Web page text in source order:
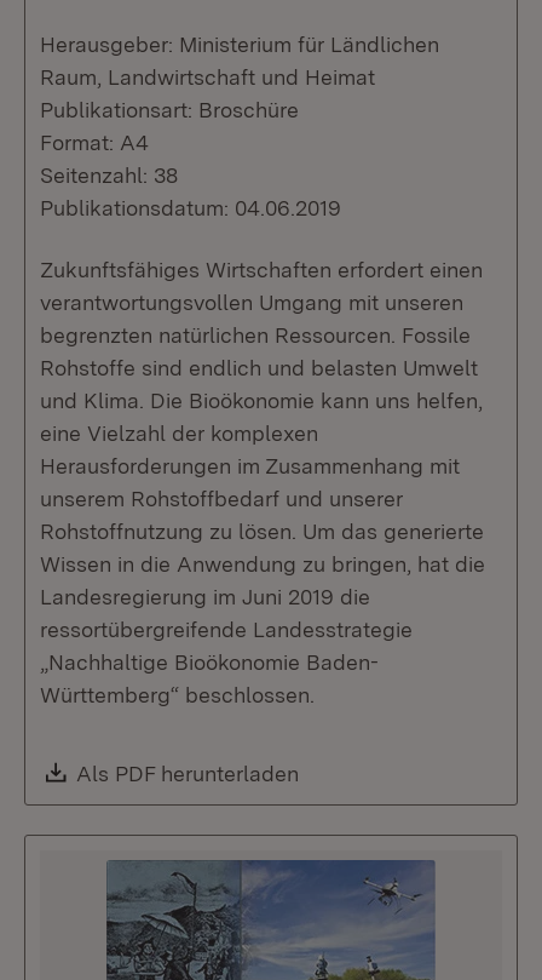
Herausgeber: Ministerium für Ländlichen
Raum, Landwirtschaft und Heimat
Publikationsart: Broschüre
Format: A4
Seitenzahl: 38
Publikationsdatum: 04.06.2019
Zukunftsfähiges Wirtschaften erfordert einen
verantwortungsvollen Umgang mit unseren
begrenzten natürlichen Ressourcen. Fossile
Rohstoffe sind endlich und belasten Umwelt
und Klima. Die Bioökonomie kann uns helfen,
eine Vielzahl der komplexen
Herausforderungen im Zusammenhang mit
unserem Rohstoffbedarf und unserer
Rohstoffnutzung zu lösen. Um das generierte
Wissen in die Anwendung zu bringen, hat die
Landesregierung im Juni 2019 die
ressortübergreifende Landesstrategie
„Nachhaltige Bioökonomie Baden-
Württemberg“ beschlossen.
Download:
Als PDF herunterladen